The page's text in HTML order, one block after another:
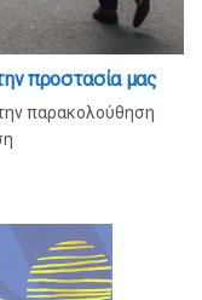
προστασία μας
παρακολούθηση